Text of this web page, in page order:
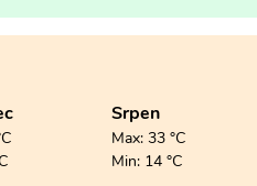
Srpen
Max: 33 °C
Min: 14 °C